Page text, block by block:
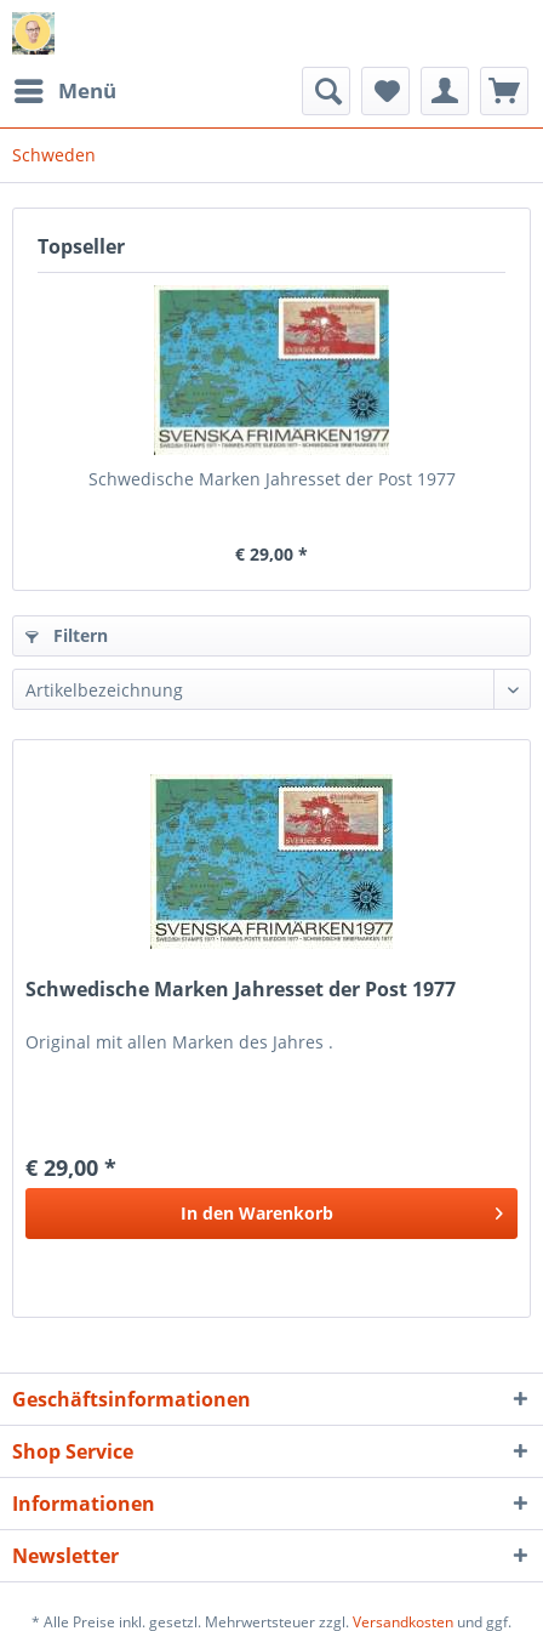
Menü
Schweden
Topseller
Schwedische Marken Jahresset der Post 1977
€ 29,00 *
Filtern
Schwedische Marken Jahresset der Post 1977
Original mit allen Marken des Jahres .
€ 29,00 *
In den Warenkorb
Geschäftsinformationen
Shop Service
Informationen
Newsletter
* Alle Preise inkl. gesetzl. Mehrwertsteuer zzgl.Versandkosten und ggf.